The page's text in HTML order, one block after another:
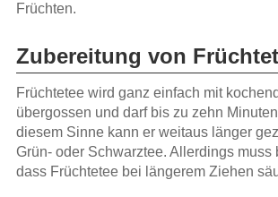
Früchten.
Zubereitung von
Früchtetee wird ganz einfach mit
übergossen und darf bis zu zehn
diesem Sinne kann er weitaus länger
Grün- oder Schwarztee. Allerdings muss
dass Früchtetee bei längerem Ziehen